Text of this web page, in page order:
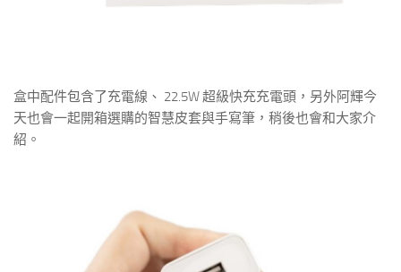
盒中配件包含了充電線、 22.5W 超級快充充電頭，另外阿輝今
天也會一起開箱選購的智慧皮套與手寫筆，稍後也會和大家介
紹。